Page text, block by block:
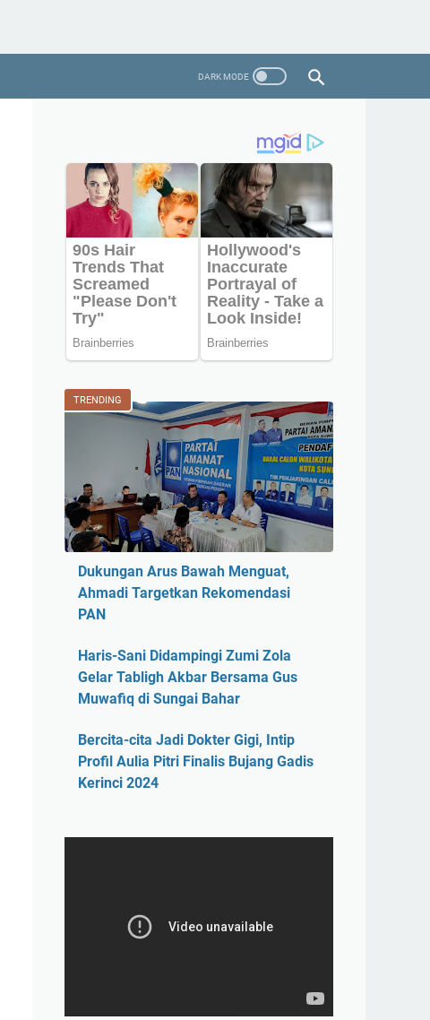
TRENDING
Dukungan Arus Bawah Menguat,
Ahmadi Targetkan Rekomendasi
PAN
Haris-Sani Didampingi Zumi Zola
Gelar Tabligh Akbar Bersama Gus
Muwafiq di Sungai Bahar
Bercita-cita Jadi Dokter Gigi, Intip
Profil Aulia Pitri Finalis Bujang Gadis
Kerinci 2024